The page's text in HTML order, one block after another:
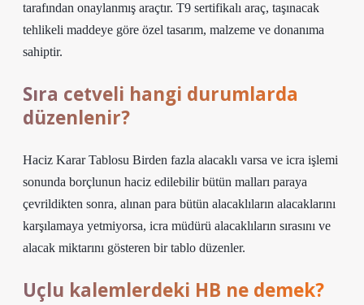
tarafından onaylanmış araçtır. T9 sertifikalı araç, taşınacak
tehlikeli maddeye göre özel tasarım, malzeme ve donanıma
sahiptir.
Sıra cetveli hangi durumlarda
düzenlenir?
Haciz Karar Tablosu Birden fazla alacaklı varsa ve icra işlemi
sonunda borçlunun haciz edilebilir bütün malları paraya
çevrildikten sonra, alınan para bütün alacaklıların alacaklarını
karşılamaya yetmiyorsa, icra müdürü alacaklıların sırasını ve
alacak miktarını gösteren bir tablo düzenler.
Uçlu kalemlerdeki HB ne demek?